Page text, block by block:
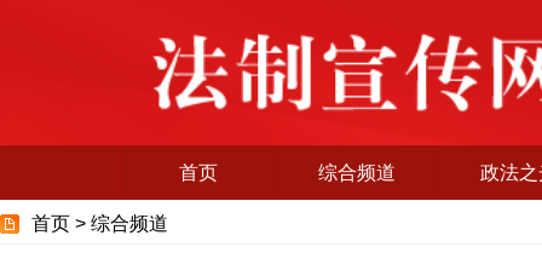
首页 综合频道 政法之
首页 > 综合频道